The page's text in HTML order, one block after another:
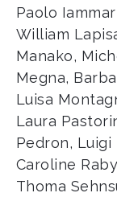
Paolo
William
Manako,
Megna,
Luisa
Laura
Pedron, Luigi
Caroline
Thoma